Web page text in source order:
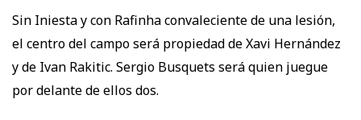
Sin Iniesta y con Rafinha convaleciente de una lesión,
el centro del campo será propiedad de Xavi Hernández
y de Ivan Rakitic. Sergio Busquets será quien juegue
por delante de ellos dos.